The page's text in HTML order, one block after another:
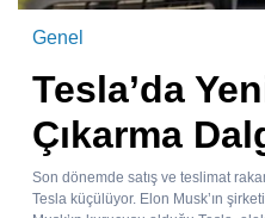
Genel
Tesla’da
Çıkarma
Son dönemde satış ve teslimat
Tesla küçülüyor. Elon Musk’ın